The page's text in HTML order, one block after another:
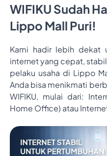
WIFIKU Sudah
Lippo Mall Puri!
Kami hadir lebih dekat
internet yang cepat,
pelaku usaha di Lippo
Anda bisa menikmati
WIFIKU, mulai dari:
Home Office) atau